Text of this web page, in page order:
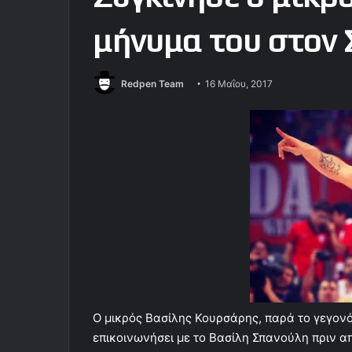
μήνυμα του στον
Redpen Team 16 Μαΐου, 2017
Ο μικρός Βασίλης Κουρσάρης, παρά το
επικοινωνήσει με το Βασίλη Σπανούλη πριν